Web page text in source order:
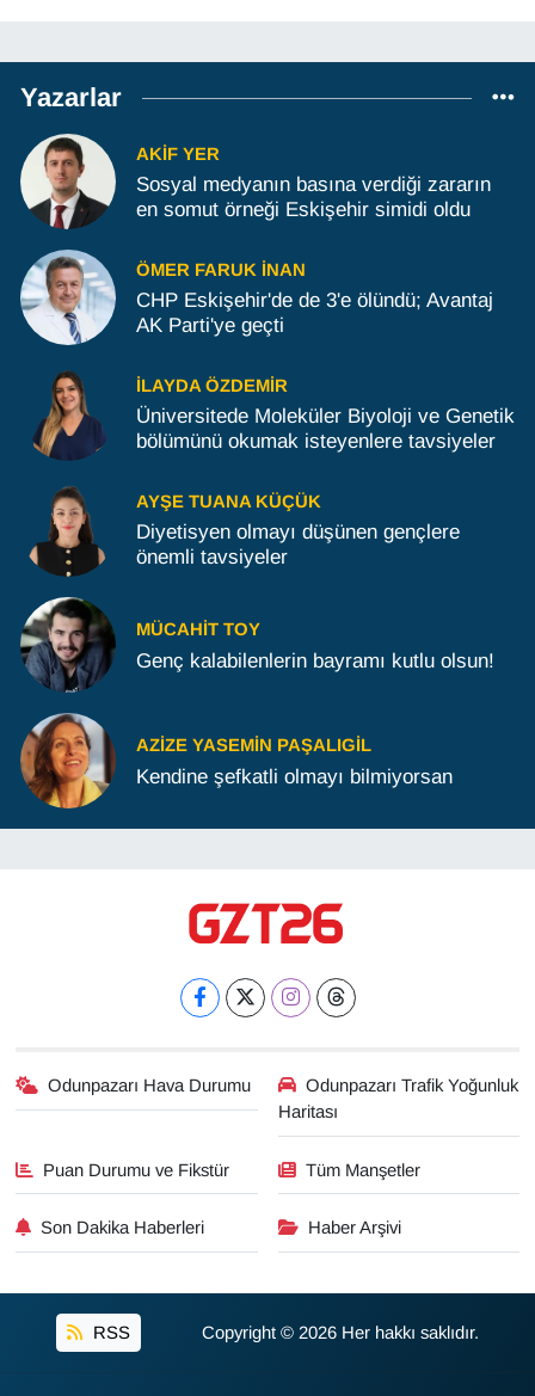
Yazarlar
AKIF YER
Sosyal medyanın basına verdiği zararın
en somut örneği Eskişehir simidi oldu
ÖMER FARUK İNAN
CHP Eskişehir'de de 3'e ölündü; Avantaj
AK Parti'ye geçti
İLAYDA ÖZDEMIR
Üniversitede Moleküler Biyoloji ve Genetik
bölümünü okumak isteyenlere tavsiyeler
AYŞE TUANA KÜÇÜK
Diyetisyen olmayı düşünen gençlere
önemli tavsiyeler
MÜCAHIT TOY
Genç kalabilenlerin bayramı kutlu olsun!
AZIZE YASEMIN PAŞALIGIL
Kendine şefkatli olmayı bilmiyorsan
Odunpazarı Hava Durumu
Odunpazarı Trafik Yoğunluk
Haritası
Puan Durumu ve Fikstür Tüm Manşetler
Son Dakika Haberleri Haber Arşivi
RSS Copyright © 2026 Her hakkı saklıdır.